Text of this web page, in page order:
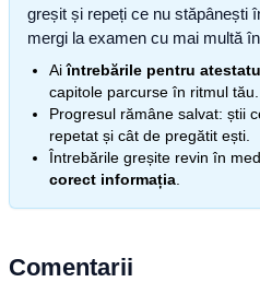
greșit și repeți ce nu stăpânești
mergi la examen cu mai multă
Aiîntrebările pentru
capitole parcurse în ritmul tău.
Progresul rămâne salvat: știi
repetat și cât de pregătit ești.
Întrebările greșite revin în
corect informația
Comentarii